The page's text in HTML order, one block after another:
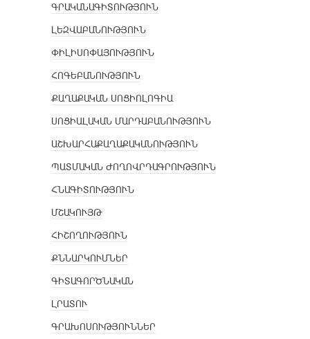
ԳՐԱԿԱՆԱԳԻՏՈՒԹՅՈՒՆ
ԼԵԶՎԱԲԱՆՈՒԹՅՈՒՆ
ՓԻԼԻՍՈՓԱՅՈՒԹՅՈՒՆ
ՀՈԳԵԲԱՆՈՒԹՅՈՒՆ
ՔԱՂԱՔԱԿԱՆ ՍՈՑԻՈԼՈԳԻԱ
ՍՈՑԻԱԼԱԿԱՆ ՄԱՐԴԱԲԱՆՈՒԹՅՈՒՆ
ԱՇԽԱՐՀԱՔԱՂԱՔԱԿԱՆՈՒԹՅՈՒՆ
ՊԱՏՄԱԿԱՆ ԺՈՂՈՎՐԴԱԳՐՈՒԹՅՈՒՆ
ՀՆԱԳԻՏՈՒԹՅՈՒՆ
ՄՇԱԿՈՒՅԹ
ՀԻՇՈՂՈՒԹՅՈՒՆ
ՔՆՆԱՐԿՈՒՄՆԵՐ
ԳԻՏԱԳՈՐԾՆԱԿԱՆ
ԼՐԱՏՈՒ
ԳՐԱԽՈՍՈՒԹՅՈՒՆՆԵՐ